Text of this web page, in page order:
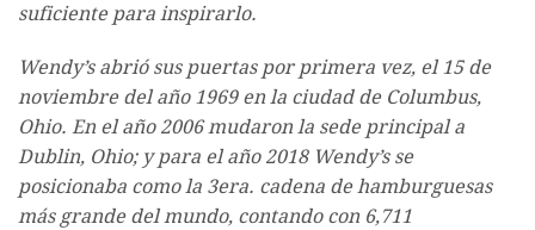
suficiente para inspirarlo.
Wendy’s abrió sus puertas por primera vez, el 15 de
noviembre del año 1969 en la ciudad de Columbus,
Ohio. En el año 2006 mudaron la sede principal a
Dublin, Ohio; y para el año 2018 Wendy’s se
posicionaba como la 3era. cadena de hamburguesas
más grande del mundo, contando con 6,711